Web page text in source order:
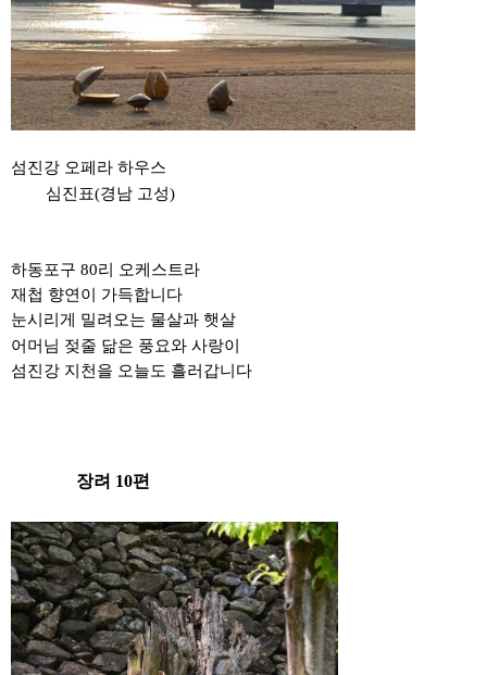
섬진강 오페라 하우스
심진표(경남 고성)
하동포구 80리 오케스트라
재첩 향연이 가득합니다
눈시리게 밀려오는 물살과 햇살
어머님 젖줄 닮은 풍요와 사랑이
섬진강 지천을 오늘도 흘러갑니다
장려 10편